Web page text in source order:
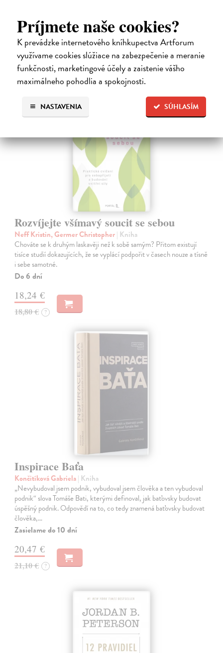
Príjmete naše cookies?
K prevádzke internetového kníhkupectva Artforum
využívame cookies slúžiace na zabezpečenie a meranie
funkčnosti, marketingové účely a zaistenie vášho
maximálneho pohodlia a spokojnosti.
SÚHLASÍM
NASTAVENIA
som nachádzala v tom, koľko toho zvládnem.
Dodávateľ nemá titul na sklade. Dodanie do cca. 30 dní.
13,29 €
13,99 € ?
Rozvíjejte všímavý soucit se sebou
Neff Kristin, Germer Christopher| Kniha
Chováte se k druhým laskavěji než k sobě samým? Přitom existují
tisíce studií dokazujících, že se vyplácí podpořit v časech nouze a tísně
i sebe samotné.
Do 6 dní
18,24 €
18,80 € ?
Inspirace Baťa
Končitíková Gabriela| Kniha
„Nevybudoval jsem podnik, vybudoval jsem člověka a ten vybudoval
podnik“ slova Tomáše Bati, kterými definoval, jak baťovsky budovat
úspěšný podnik. Odpovědí na to, co tedy znamená baťovsky budovat
člověka,…
Zasielame do 10 dní
20,47 €
21,10 € ?